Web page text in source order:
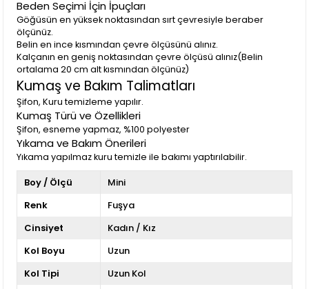
Beden Seçimi İçin İpuçları
Göğüsün en yüksek noktasından sırt çevresiyle beraber
ölçünüz.
Belin en ince kısmından çevre ölçüsünü alınız.
Kalçanın en geniş noktasından çevre ölçüsü alınız(Belin
ortalama 20 cm alt kısmından ölçünüz)
Kumaş ve Bakım Talimatları
Şifon, Kuru temizleme yapılır.
Kumaş Türü ve Özellikleri
Şifon, esneme yapmaz, %100 polyester
Yıkama ve Bakım Önerileri
Yıkama yapılmaz kuru temizle ile bakımı yaptırılabilir.
Boy / Ölçü
Mini
Renk
Fuşya
Cinsiyet
Kadın / Kız
Kol Boyu
Uzun
Kol Tipi
Uzun Kol